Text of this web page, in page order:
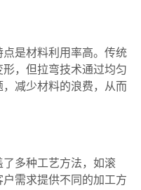
是材料利用率高。传统
，但拉弯技术通过均匀
减少材料的浪费，从而
多种工艺方法，如滚
需求提供不同的加工方